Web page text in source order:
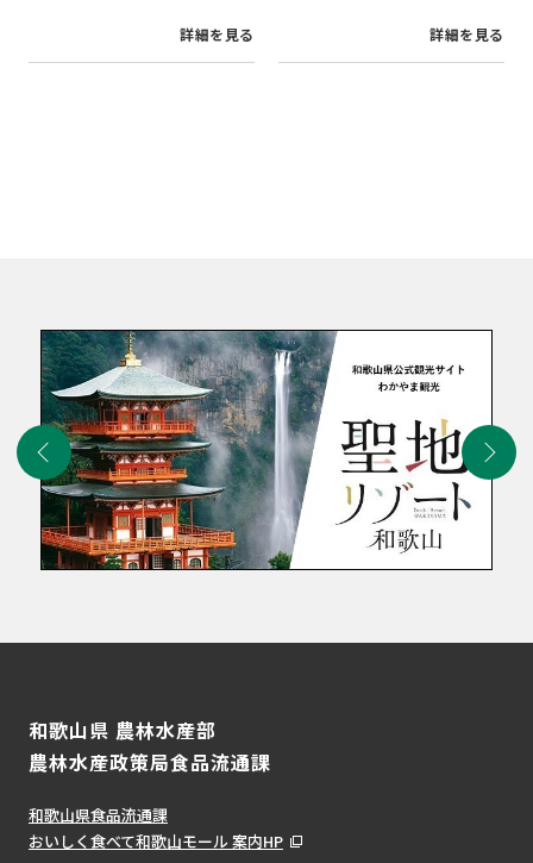
詳細を見る 詳細を見る
和歌山県 農林水産部
農林水産政策局食品流通課
和歌山県食品流通課
おいしく食べて和歌山モール 案内HP